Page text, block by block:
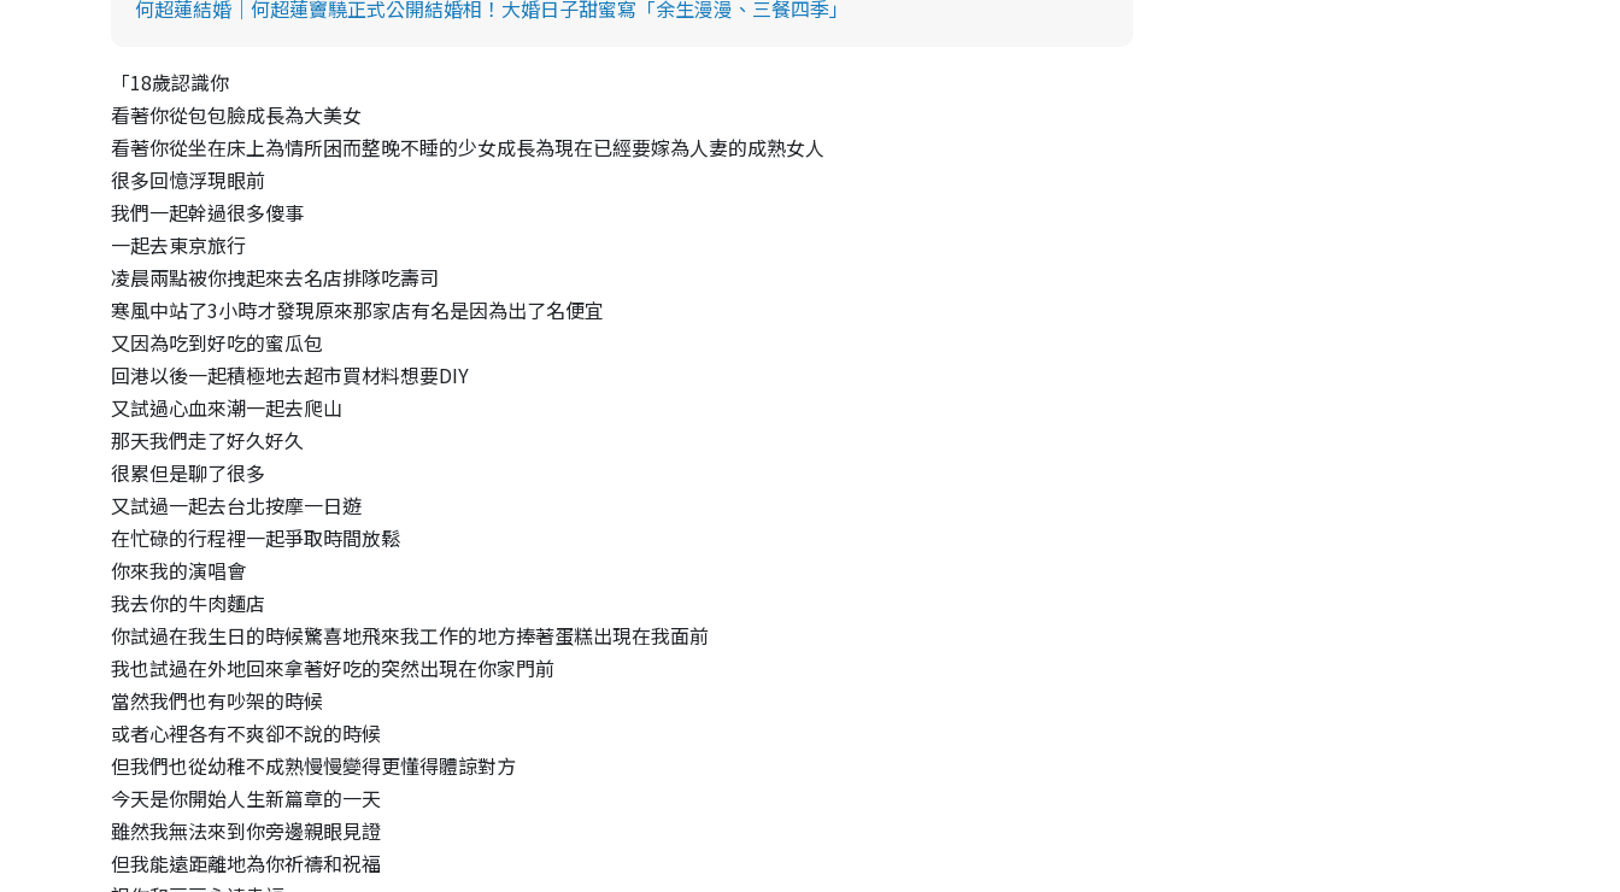
何超蓮結婚｜何超蓮竇驍正式公開結婚相！大婚日子甜蜜寫「余生漫漫、三餐四季」
「18歲認識你
看著你從包包臉成長為大美女
看著你從坐在床上為情所困而整晚不睡的少女成長為現在已經要嫁為人妻的成熟女人
很多回憶浮現眼前
我們一起幹過很多傻事
一起去東京旅行
凌晨兩點被你拽起來去名店排隊吃壽司
寒風中站了3小時才發現原來那家店有名是因為出了名便宜
又因為吃到好吃的蜜瓜包
回港以後一起積極地去超市買材料想要DIY
又試過心血來潮一起去爬山
那天我們走了好久好久
很累但是聊了很多
又試過一起去台北按摩一日遊
在忙碌的行程裡一起爭取時間放鬆
你來我的演唱會
我去你的牛肉麵店
你試過在我生日的時候驚喜地飛來我工作的地方捧著蛋糕出現在我面前
我也試過在外地回來拿著好吃的突然出現在你家門前
當然我們也有吵架的時候
或者心裡各有不爽卻不說的時候
但我們也從幼稚不成熟慢慢變得更懂得體諒對方
今天是你開始人生新篇章的一天
雖然我無法來到你旁邊親眼見證
但我能遠距離地為你祈禱和祝福